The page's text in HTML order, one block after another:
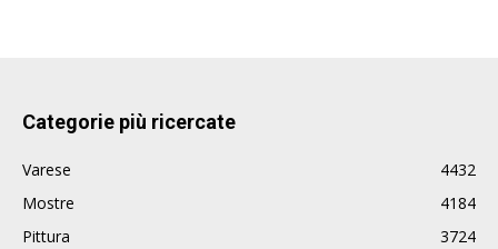
Categorie più ricercate
Varese
4432
Mostre
4184
Pittura
3724